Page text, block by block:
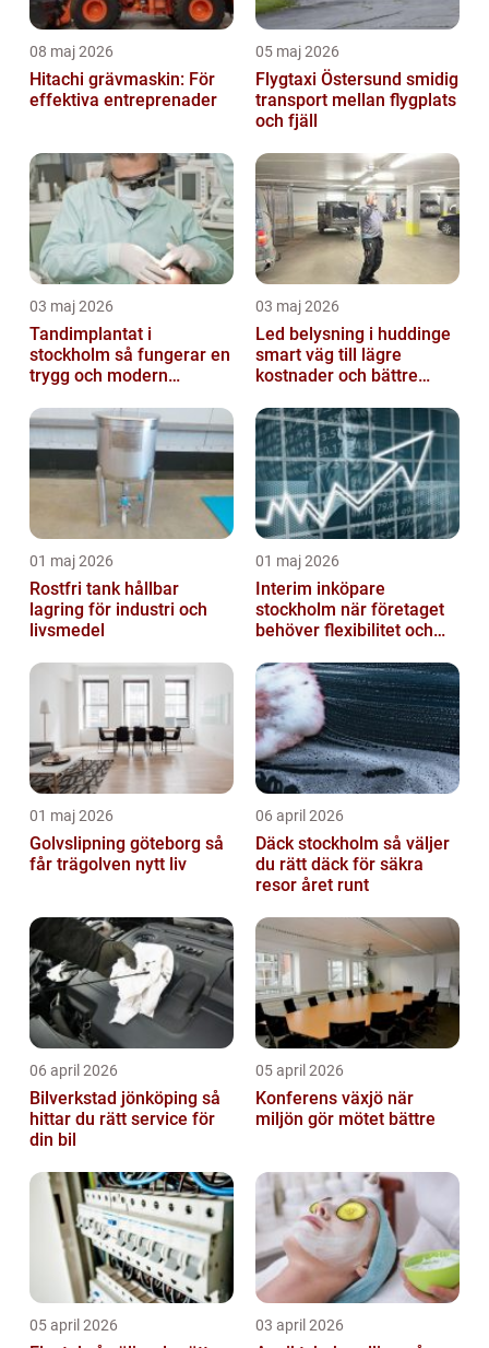
08 maj 2026
Hitachi grävmaskin: För
effektiva entreprenader
05 maj 2026
Flygtaxi Östersund smidig
transport mellan flygplats
och fjäll
03 maj 2026
Tandimplantat i
stockholm så fungerar en
trygg och modern
03 maj 2026
Led belysning i huddinge
smart väg till lägre
kostnader och bättre
01 maj 2026
Rostfri tank hållbar
lagring för industri och
livsmedel
01 maj 2026
Interim inköpare
stockholm när företaget
behöver flexibilitet och
01 maj 2026
Golvslipning göteborg så
får trägolven nytt liv
06 april 2026
Däck stockholm så väljer
du rätt däck för säkra
resor året runt
06 april 2026
Bilverkstad jönköping så
hittar du rätt service för
din bil
05 april 2026
Konferens växjö när
miljön gör mötet bättre
05 april 2026 03 april 2026